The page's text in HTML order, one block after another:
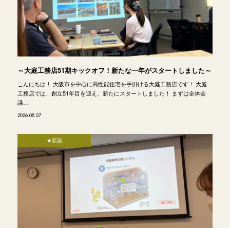
～大庭工務店51期キックオフ！新たな一年がスタートしました～
こんにちは！ 大阪市を中心に高性能住宅を手掛ける大庭工務店です！ 大庭
工務店では、創立51年目を迎え、新たにスタートしました！ まずは全体会
議…
2026.08.07
★新築